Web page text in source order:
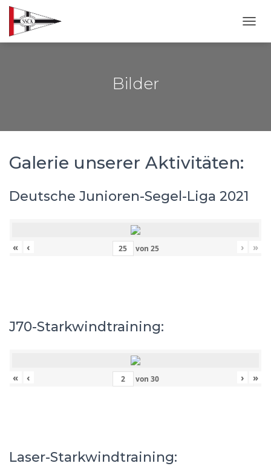
Bilder
Galerie unserer Aktivitäten:
Deutsche Junioren-Segel-Liga 2021
« ‹ von 25 › »
J70-Starkwindtraining:
« ‹ von 30 › »
Laser-Starkwindtraining: